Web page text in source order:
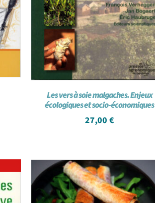
Les vers à soie malgaches. Enjeux
écologiques et socio-économiques
27,00 €